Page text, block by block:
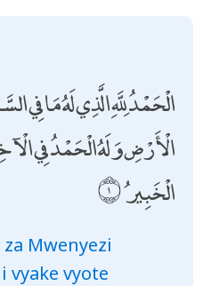
الْحَمْدُ لِلَّهِ الَّذِي لَهُ مَا فِي
الْأَرْضِ وَلَهُ الْحَمْدُ فِي
الْخَبِيرُ
Mwenyezi
vyake vyote